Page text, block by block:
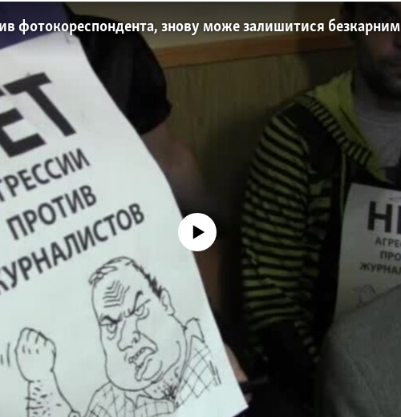
фотокореспондента, знову може залишитися безкарним
No media source currently available